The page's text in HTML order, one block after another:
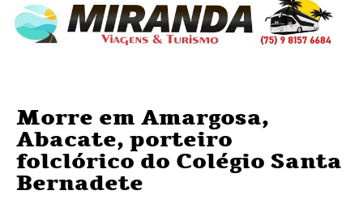
Morre em Amargosa,
Abacate, porteiro
folclórico do Colégio Santa
Bernadete